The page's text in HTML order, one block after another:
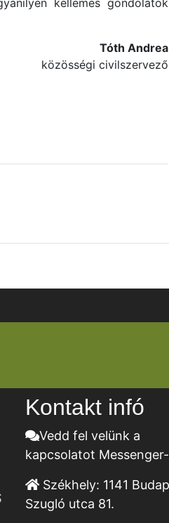
kellemes gondolatok
Tóth Andrea
közösségi civilszervező
Kontakt infó
Vedd fel velünk a
kapcsolatot
Székhely: 1141
Szugló utca 81.